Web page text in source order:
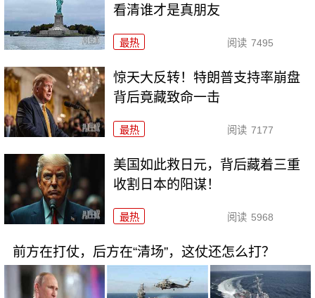
看清谁才是真朋友
最热 阅读 7495
惊天大反转！特朗普支持率崩盘
背后竟藏致命一击
最热 阅读 7177
美国如此救日元，背后藏着三重
收割日本的阳谋！
最热 阅读 5968
前方在打仗，后方在“清场”，这仗还怎么打？